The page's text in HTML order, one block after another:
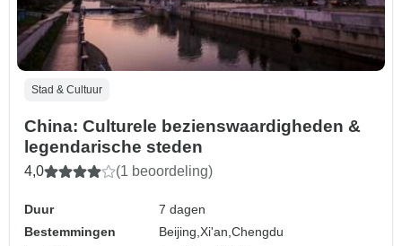
Stad & Cultuur
China: Culturele bezienswaardigheden &
legendarische steden
4,0 (1 beoordeling)
Duur
7 dagen
Bestemmingen
Beijing,Xi'an,Chengdu